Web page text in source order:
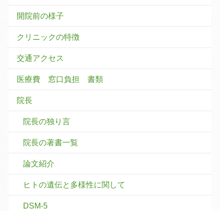
開院前の様子
クリニックの特徴
交通アクセス
医療費 窓口負担 書類
院長
院長の独り言
院長の著書一覧
論文紹介
ヒトの遺伝と多様性に関して
DSM-5